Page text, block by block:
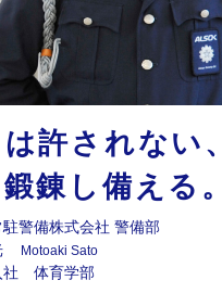
ご質問
げる
許されない、
錬し備える。
駐警備株式会社 警備部
Motoaki Sato
社 体育学部